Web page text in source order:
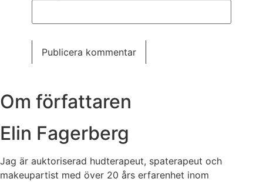
Om författaren
Elin Fagerberg
Jag är auktoriserad hudterapeut, spaterapeut och
makeupartist med över 20 års erfarenhet inom